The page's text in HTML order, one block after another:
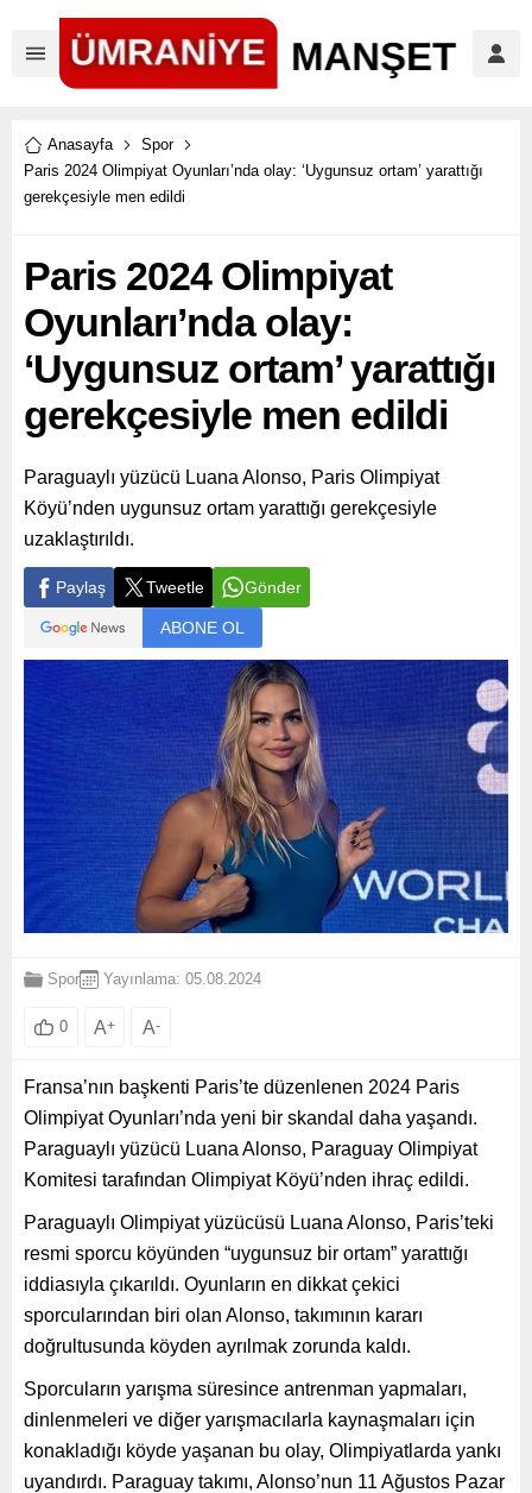
Anasayfa
Spor
Paris 2024 Olimpiyat Oyunları’nda olay: ‘Uygunsuz ortam’ yarattığı
gerekçesiyle men edildi
Paris 2024 Olimpiyat
Oyunları’nda olay:
‘Uygunsuz ortam’ yarattığı
gerekçesiyle men edildi
Paraguaylı yüzücü Luana Alonso, Paris Olimpiyat
Köyü’nden uygunsuz ortam yarattığı gerekçesiyle
uzaklaştırıldı.
Paylaş Tweetle Gönder
ABONE OL
Spor Yayınlama: 05.08.2024
0 A+ A-
Fransa’nın başkenti Paris’te düzenlenen 2024 Paris
Olimpiyat Oyunları’nda yeni bir skandal daha yaşandı.
Paraguaylı yüzücü Luana Alonso, Paraguay Olimpiyat
Komitesi tarafından Olimpiyat Köyü’nden ihraç edildi.
Paraguaylı Olimpiyat yüzücüsü Luana Alonso, Paris’teki
resmi sporcu köyünden “uygunsuz bir ortam” yarattığı
iddiasıyla çıkarıldı. Oyunların en dikkat çekici
sporcularından biri olan Alonso, takımının kararı
doğrultusunda köyden ayrılmak zorunda kaldı.
Sporcuların yarışma süresince antrenman yapmaları,
dinlenmeleri ve diğer yarışmacılarla kaynaşmaları için
konakladığı köyde yaşanan bu olay, Olimpiyatlarda yankı
uyandırdı. Paraguay takımı, Alonso’nun 11 Ağustos Pazar